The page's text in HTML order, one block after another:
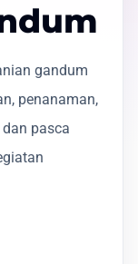
gandum
penanaman,
pasca